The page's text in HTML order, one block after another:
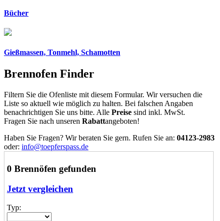
Bücher
Gießmassen, Tonmehl, Schamotten
Brennofen Finder
Filtern Sie die Ofenliste mit diesem Formular. Wir versuchen die
Liste so aktuell wie möglich zu halten. Bei falschen Angaben
benachrichtigen Sie uns bitte. Alle Preise sind inkl. MwSt.
Fragen Sie nach unseren Rabattangeboten!
Haben Sie Fragen? Wir beraten Sie gern. Rufen Sie an: 04123-2983
oder: info@toepferspass.de
0 Brennöfen gefunden
Jetzt vergleichen
Typ: